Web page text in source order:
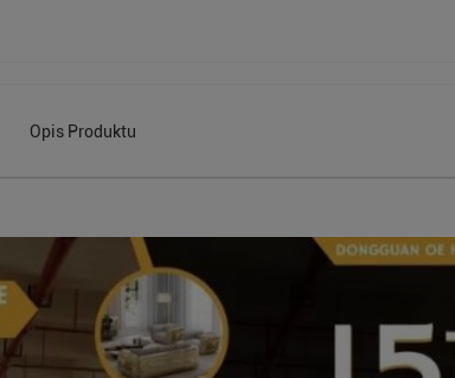
Opis Produktu